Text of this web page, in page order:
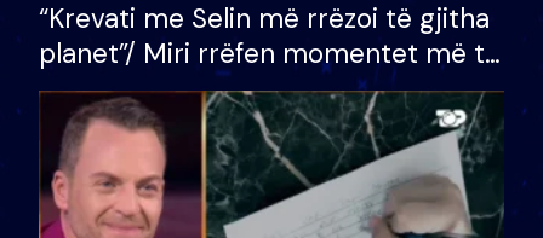
“Krevati me Selin më rrëzoi të gjitha
planet”/ Miri rrëfen momentet më të
bukura në shtëpinë e BB VIP: Do më
mungojë zilja e mëngjesit kur…